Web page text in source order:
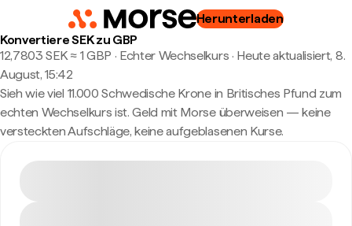
Herunterladen
Konvertiere SEK zu GBP
12,7803 SEK ≈ 1 GBP · Echter Wechselkurs · Heute aktualisiert, 8.
August, 15:42
Sieh wie viel 11.000 Schwedische Krone in Britisches Pfund zum
echten Wechselkurs ist. Geld mit Morse überweisen — keine
versteckten Aufschläge, keine aufgeblasenen Kurse.